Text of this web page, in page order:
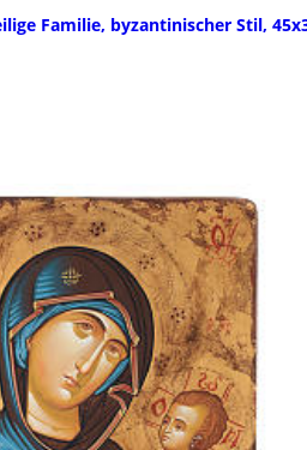
Familie, byzantinischer Stil,